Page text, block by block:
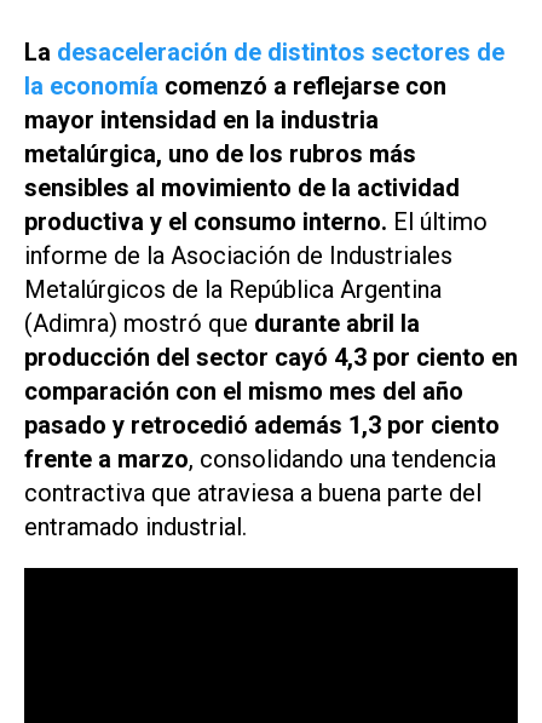
La desaceleración de distintos sectores de
la economía comenzó a reflejarse con
mayor intensidad en la industria
metalúrgica, uno de los rubros más
sensibles al movimiento de la actividad
productiva y el consumo interno. El último
informe de la Asociación de Industriales
Metalúrgicos de la República Argentina
(Adimra) mostró que durante abril la
producción del sector cayó 4,3 por ciento en
comparación con el mismo mes del año
pasado y retrocedió además 1,3 por ciento
frente a marzo, consolidando una tendencia
contractiva que atraviesa a buena parte del
entramado industrial.